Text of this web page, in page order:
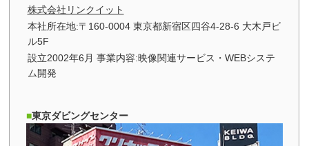
株式会社リンクイット
本社所在地:〒160-0004 東京都新宿区四谷4-28-6 大木戸ビ
ル5F
設立2002年6月 事業内容:映像関連サービス・WEBシステ
ム開発
東京ダビングセンター